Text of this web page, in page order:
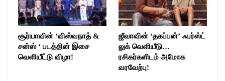
சூர்யாவின் ‘விஸ்வநாத் &
சன்ஸ் ‘ படத்தின் இசை
வெளியீட்டு விழா!
ஜீவாவின் ‘தகப்பன்’ ஃபர்ஸ்ட்
லுக் வெளியீடு…
ரசிகர்களிடம் அமோக
வரவேற்பு!